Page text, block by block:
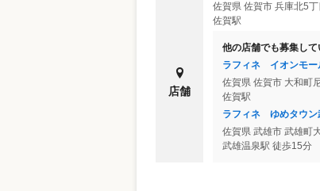
店舗
佐賀県 佐賀市 兵庫北5
佐賀駅
他の店舗でも募集して
ラフィネ イオンモー
佐賀県 佐賀市 大和町
佐賀駅
ラフィネ ゆめタウン
佐賀県 武雄市 武雄町
武雄温泉駅 徒歩15分